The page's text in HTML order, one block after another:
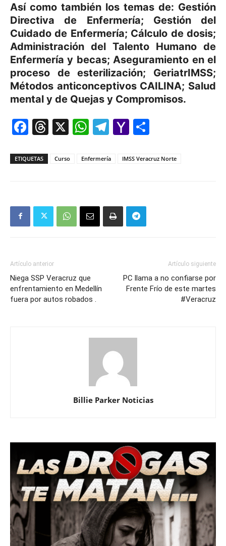
Así como también los temas de: Gestión
Directiva de Enfermería; Gestión del
Cuidado de Enfermería; Cálculo de dosis;
Administración del Talento Humano de
Enfermería y becas; Aseguramiento en el
proceso de esterilización; GeriatrIMSS;
Métodos anticonceptivos CAILINA; Salud
mental y de Quejas y Compromisos.
Facebook
Threads
X WhatsApp
Telegram
Yahoo
ETIQUETAS Curso Enfermería IMSS Veracruz Norte
Artículo anterior
Niega SSP Veracruz que
enfrentamiento en Medellín
fuera por autos robados .
Artículo siguiente
PC llama a no confiarse por
Frente Frío de este martes
#Veracruz
Billie Parker Noticias